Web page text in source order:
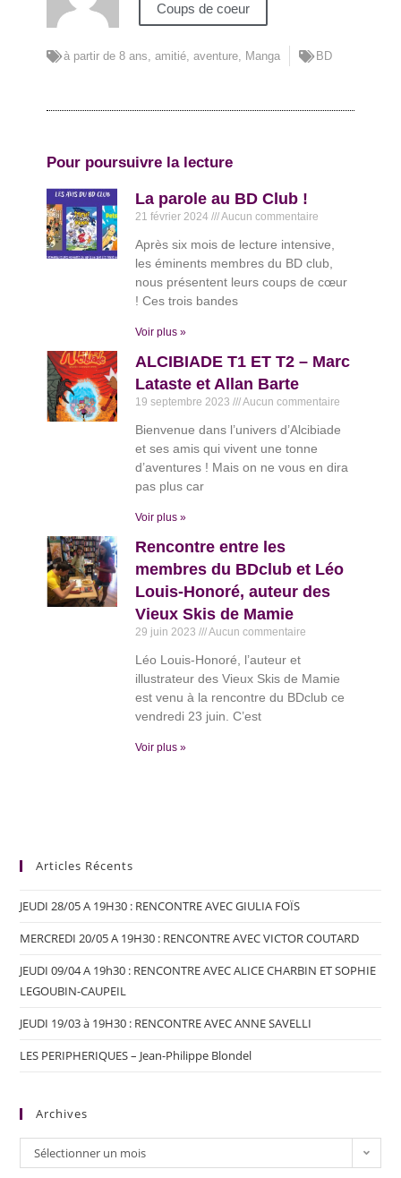
Coups de coeur
à partir de 8 ans,amitié,aventure, Manga BD
Pour poursuivre la lecture
La parole au BD Club !
21 février 2024 Aucun commentaire
Après six mois de lecture intensive,
les éminents membres du BD club,
nous présentent leurs coups de cœur
! Ces trois bandes
Voir plus »
ALCIBIADE T1 ET T2 – Marc
Lataste et Allan Barte
19 septembre 2023 Aucun commentaire
Bienvenue dans l’univers d’Alcibiade
et ses amis qui vivent une tonne
d’aventures ! Mais on ne vous en dira
pas plus car
Voir plus »
Rencontre entre les
membres du BDclub et Léo
Louis-Honoré, auteur des
Vieux Skis de Mamie
29 juin 2023 Aucun commentaire
Léo Louis-Honoré, l’auteur et
illustrateur des Vieux Skis de Mamie
est venu à la rencontre du BDclub ce
vendredi 23 juin. C’est
Voir plus »
Articles Récents
JEUDI 28/05 A 19H30 : RENCONTRE AVEC GIULIA FOÏS
MERCREDI 20/05 A 19H30 : RENCONTRE AVEC VICTOR COUTARD
JEUDI 09/04 A 19h30 : RENCONTRE AVEC ALICE CHARBIN ET SOPHIE
LEGOUBIN-CAUPEIL
JEUDI 19/03 à 19H30 : RENCONTRE AVEC ANNE SAVELLI
LES PERIPHERIQUES – Jean-Philippe Blondel
Archives
Sélectionner un mois